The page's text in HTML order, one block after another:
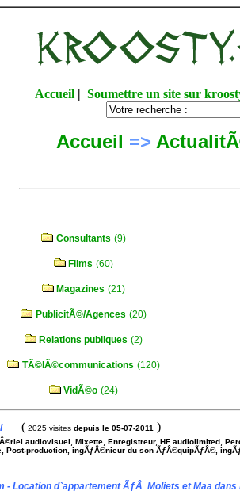
Accueil |Soumettre un site sur
Accueil =>
Consultants (9)
Films (60)
Magazines (21)
PublicitÃ©/Agences (20)
Relations publiques (2)
TÃ©lÃ©communications (120)
VidÃ©o (24)
( 2025 visites depuis le 05-07-2011 )
audiovisuel, Mixette, Enregistreur, HF audiolimited,
Post-production, ingÃƒÂ©nieur du son ÃƒÂ©quipÃƒÂ©,
- Location d`appartement ÃƒÂ Moliets et Maa dans